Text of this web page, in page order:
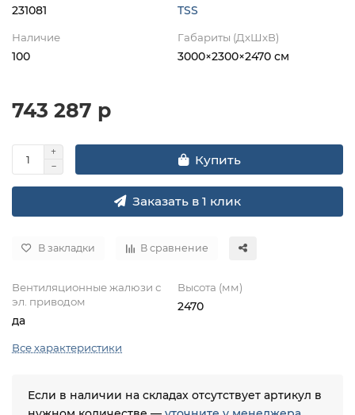
231081 TSS
Наличие
100
Габариты (ДхШхВ)
3000×2300×2470 см
743 287 р
Купить
Заказать в 1 клик
В закладки В сравнение
Вентиляционные жалюзи с
эл. приводом
да
Высота (мм)
2470
Все характеристики
Если в наличии на складах отсутствует артикул в